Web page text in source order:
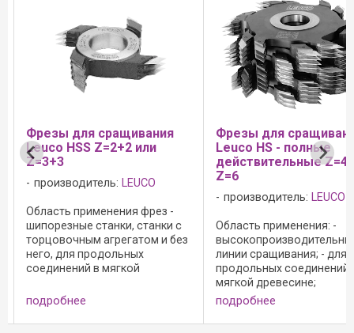
Фрезы для сращивания
Leuco HSS Z=2+2 или
Z=3+3
производитель: LEUCO
Область применения фрез -
шипорезные станки, станки с
торцовочным агрегатом и без
него, для продольных
соединений в мягкой
торцовочным агрегатом,
длина зуба 4/4,5, 10/11,
15/16,5, 20/22; - для станков
подробнее
Фрезы для
Leuco HS - полные
действительные Z=4
Z=6
производитель: LEUCO
Область применения: -
линии сращивания; - для
продольных соединений
мягкой древесине;
Исполнение: -
Z=4 и Z=6 для высоких
стандартное, для
подробнее